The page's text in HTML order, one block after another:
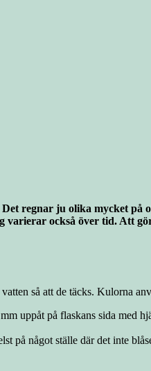
regnar ju olika mycket på
också över tid. Att
så att de täcks. Kulorna
uppåt på flaskans sida med
på något ställe där det inte